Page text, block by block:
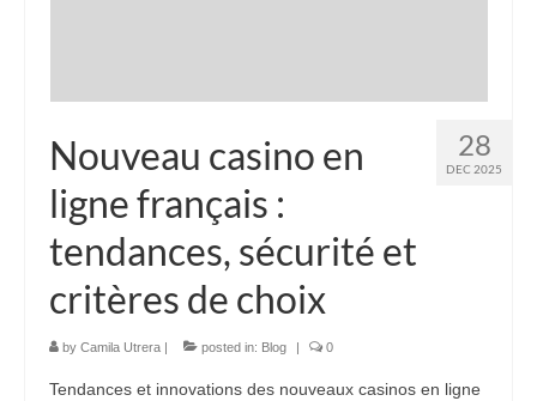
28
DEC 2025
Nouveau casino en
ligne français :
tendances, sécurité et
critères de choix
by Camila Utrera | posted in: Blog | 0
Tendances et innovations des nouveaux casinos en ligne